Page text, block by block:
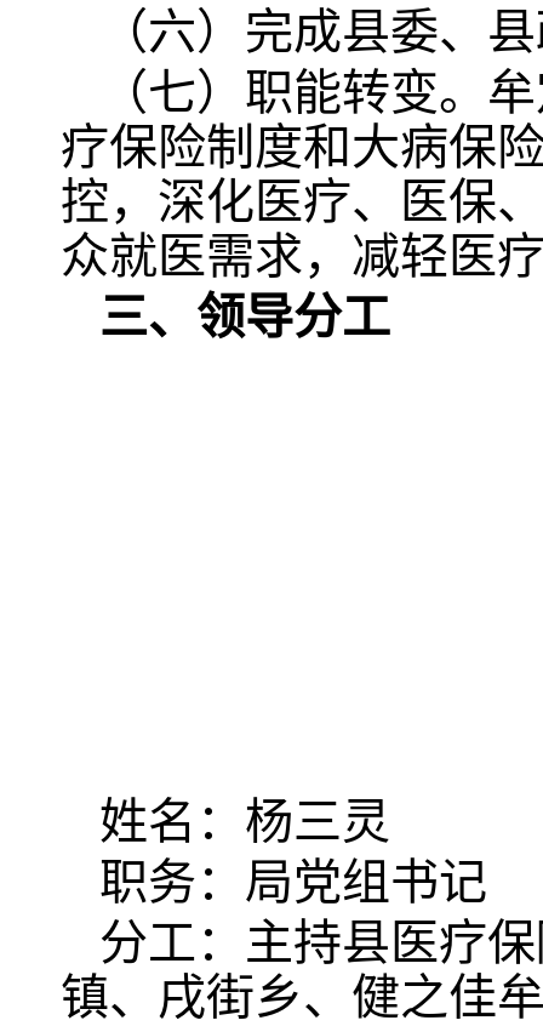
（六）完成县委、
（七）职能转变。
疗保险制度和大病保
控，深化医疗、医保
众就医需求，减轻医
三、领导分工
姓名：杨三灵
职务：局党组书记
分工：主持县医疗
镇、戌街乡、健之佳